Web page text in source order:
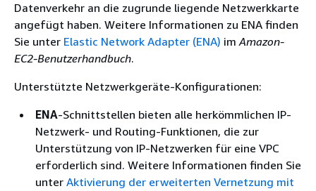
Datenverkehr an die zugrunde liegende Netzwerkkarte
angefügt haben. Weitere Informationen zu ENA finden
Sie unter Elastic Network Adapter (ENA) imAmazon-
EC2-Benutzerhandbuch.
Unterstützte Netzwerkgeräte-Konfigurationen:
ENA-Schnittstellen bieten alle herkömmlichen IP-
Netzwerk- und Routing-Funktionen, die zur
Unterstützung von IP-Netzwerken für eine VPC
erforderlich sind. Weitere Informationen finden Sie
unter Aktivierung der erweiterten Vernetzung mit